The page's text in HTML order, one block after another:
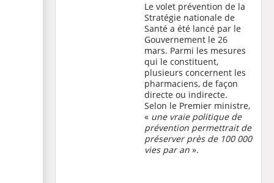
Le volet prévention de la
Stratégie nationale de
Santé a été lancé par le
Gouvernement le 26
mars. Parmi les mesures
qui le constituent,
plusieurs concernent les
pharmaciens, de façon
directe ou indirecte.
Selon le Premier ministre,
« une vraie politique de
prévention permettrait de
préserver près de 100 000
vies par an ».